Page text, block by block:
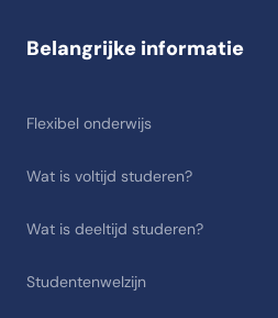
Belangrijke informatie
Flexibel onderwijs
Wat is voltijd studeren?
Wat is deeltijd studeren?
Studentenwelzijn